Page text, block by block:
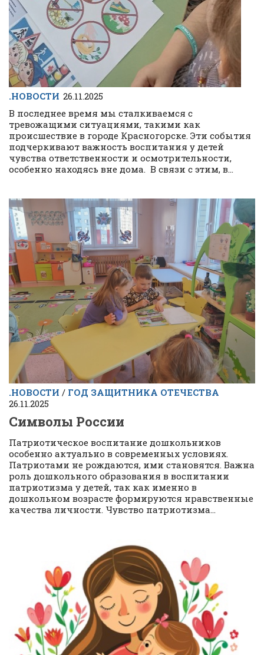
.НОВОСТИ 26.11.2025
В последнее время мы сталкиваемся с
тревожащими ситуациями, такими как
происшествие в городе Красногорске. Эти события
подчеркивают важность воспитания у детей
чувства ответственности и осмотрительности,
особенно находясь вне дома. В связи с этим, в...
.НОВОСТИ / ГОД ЗАЩИТНИКА ОТЕЧЕСТВА
26.11.2025
Символы России
Патриотическое воспитание дошкольников
особенно актуально в современных условиях.
Патриотами не рождаются, ими становятся. Важна
роль дошкольного образования в воспитании
патриотизма у детей, так как именно в
дошкольном возрасте формируются нравственные
качества личности. Чувство патриотизма...